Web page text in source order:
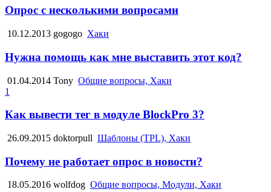
Опрос с несколькими вопросами
10.12.2013 gogogo Хаки
Нужна помощь как мне выставить этот код?
01.04.2014 Tony Общие вопросы, Хаки
1
Как вывести тег в модуле BlockPro 3?
26.09.2015 doktorpull Шаблоны (TPL), Хаки
Почему не работает опрос в новости?
18.05.2016 wolfdog Общие вопросы, Модули, Хаки